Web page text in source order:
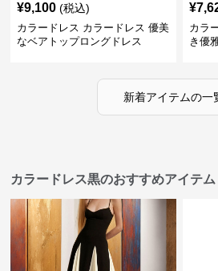
¥9,100 (税込)
カラードレス カラードレス 優美
なベアトップロングドレス
¥
カラ
き優
新着アイテムの一
カラードレス黒のおすすめアイテム